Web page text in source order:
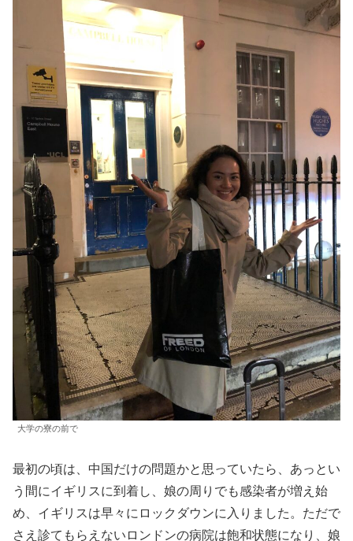
大学の寮の前で
最初の頃は、中国だけの問題かと思っていたら、あっとい
う間にイギリスに到着し、娘の周りでも感染者が増え始
め、イギリスは早々にロックダウンに入りました。ただで
さえ診てもらえないロンドンの病院は飽和状態になり、娘